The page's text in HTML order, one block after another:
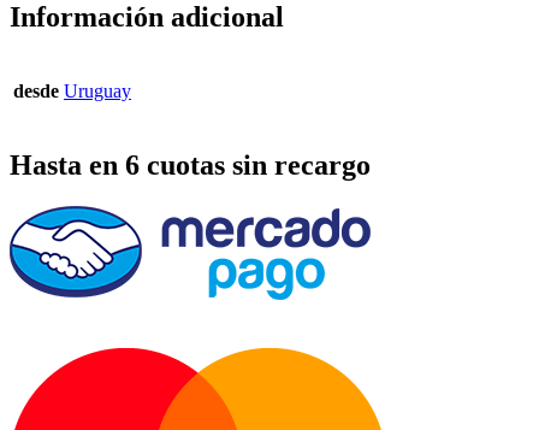
Información adicional
desde Uruguay
Hasta en 6 cuotas sin recargo